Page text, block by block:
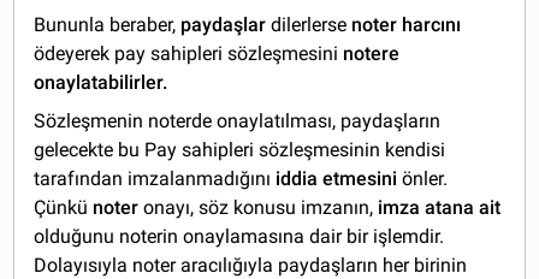
Bununla beraber, paydaşlar dilerlerse noter harcını
ödeyerek pay sahipleri sözleşmesini notere
onaylatabilirler.
Sözleşmenin noterde onaylatılması, paydaşların
gelecekte bu Pay sahipleri sözleşmesinin kendisi
tarafından imzalanmadığını iddia etmesini önler.
Çünkü noter onayı, söz konusu imzanın, imza atana ait
olduğunu noterin onaylamasına dair bir işlemdir.
Dolayısıyla noter aracılığıyla paydaşların her birinin